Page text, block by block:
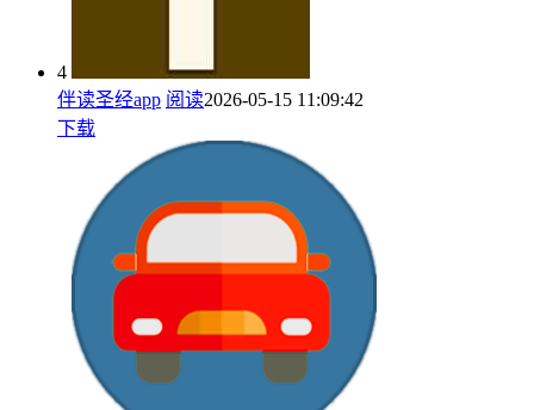
4
伴读圣经app 阅读2026-05-15 11:09:42
下载